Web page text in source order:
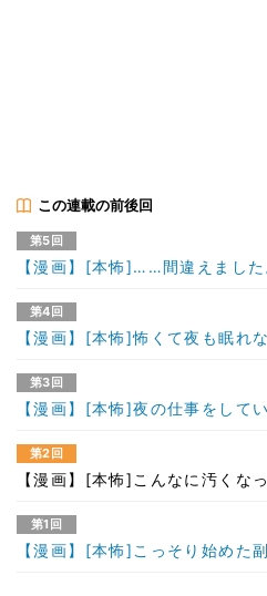
この連載の前後回
第5回
【漫画】[本怖]……間違えました
第4回
【漫画】[本怖]怖くて夜も眠れな
第3回
【漫画】[本怖]夜の仕事をして
第2回
【漫画】[本怖]こんなに汚くな
第1回
【漫画】[本怖]こっそり始めた